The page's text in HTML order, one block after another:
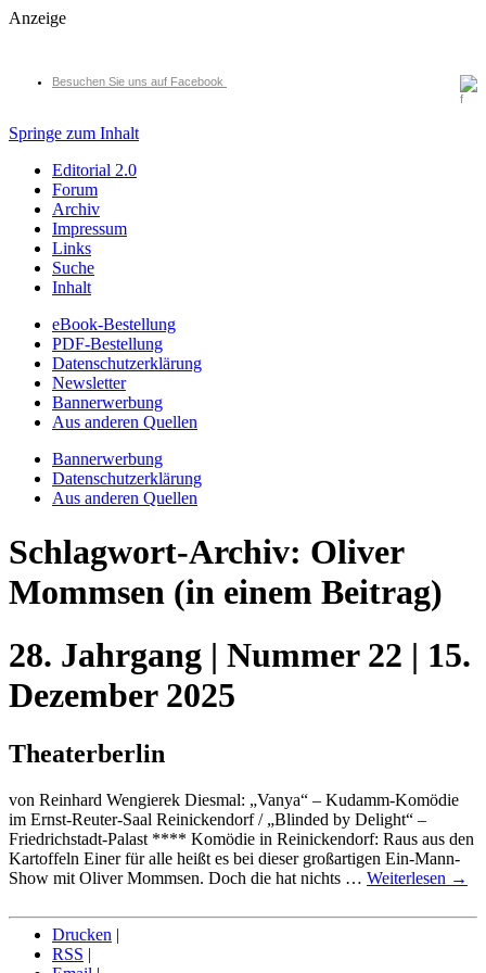
Anzeige
Besuchen Sie uns auf Facebook
Springe zum Inhalt
Editorial 2.0
Forum
Archiv
Impressum
Links
Suche
Inhalt
eBook-Bestellung
PDF-Bestellung
Datenschutzerklärung
Newsletter
Bannerwerbung
Aus anderen Quellen
Bannerwerbung
Datenschutzerklärung
Aus anderen Quellen
Schlagwort-Archiv: Oliver
Mommsen (in einem Beitrag)
28. Jahrgang | Nummer 22 | 15.
Dezember 2025
Theaterberlin
von Reinhard Wengierek Diesmal: „Vanya“ – Kudamm-Komödie
im Ernst-Reuter-Saal Reinickendorf / „Blinded by Delight“ –
Friedrichstadt-Palast **** Komödie in Reinickendorf: Raus aus den
Kartoffeln Einer für alle heißt es bei dieser großartigen Ein-Mann-
Show mit Oliver Mommsen. Doch die hat nichts … Weiterlesen →
Drucken |
RSS |